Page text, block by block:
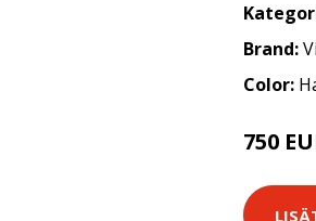
Brand:
Color:
750